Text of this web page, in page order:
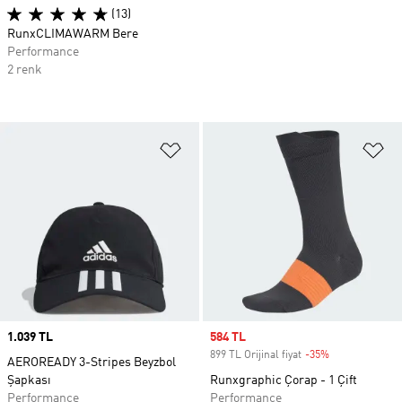
Favori Listesine Ekle
Price
1.039 TL
AEROREADY 3-Stripes Beyzbol
Şapkası
Performance
Sale price
584 TL
899 TL Orijinal fiyat -35%
Runxgraphic Çorap - 1 Çift
Performance
(13)
RunxCLIMAWARM Bere
Performance
2 renk